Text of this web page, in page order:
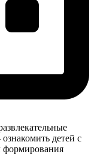
детей с
формирования